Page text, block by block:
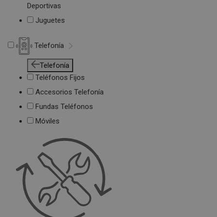
Deportivas
Juguetes
Telefonía
Telefonía
Teléfonos Fijos
Accesorios Telefonía
Fundas Teléfonos
Móviles